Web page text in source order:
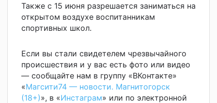
Также с 15 июня разрешается заниматься на
открытом воздухе воспитанникам
спортивных школ.
Если вы стали свидетелем чрезвычайного
происшествия и у вас есть фото или видео
— сообщайте нам в группу «ВКонтакте»
«Магсити74 — новости. Магнитогорск
(18+)», в «Инстаграм» или по электронной